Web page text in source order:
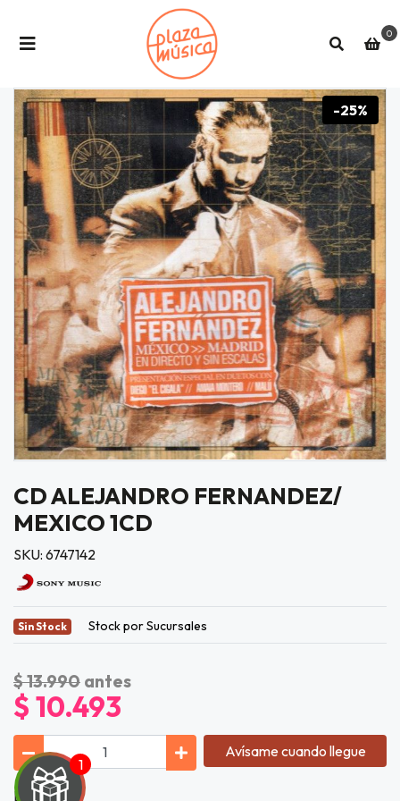
0
-25%
CD ALEJANDRO FERNANDEZ/
MEXICO 1CD
SKU: 6747142
Sin Stock Stock por Sucursales
$ 13.990 antes
$ 10.493
Avísame cuando llegue
Lista de Tí